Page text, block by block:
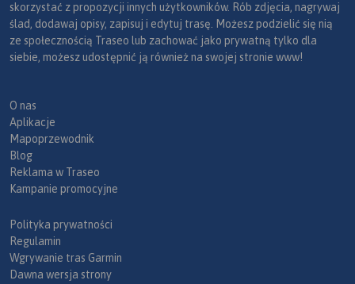
skorzystać z propozycji innych użytkowników. Rób zdjęcia, nagrywaj
ślad, dodawaj opisy, zapisuj i edytuj trasę. Możesz podzielić się nią
ze społecznością Traseo lub zachować jako prywatną tylko dla
siebie, możesz udostępnić ją również na swojej stronie www!
O nas
Aplikacje
Mapoprzewodnik
Blog
Reklama w Traseo
Kampanie promocyjne
Polityka prywatności
Regulamin
Wgrywanie tras Garmin
Dawna wersja strony